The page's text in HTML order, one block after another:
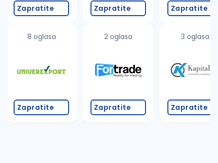
Zapratite
8 oglasa
Zapratite
Zapratite
2 oglasa
Zapratite
Zapratite
3 oglasa
Zapratite